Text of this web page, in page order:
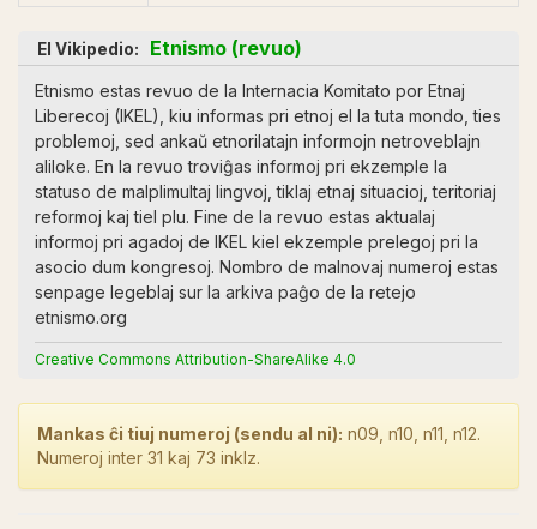
El Vikipedio: Etnismo (revuo)
Etnismo estas revuo de la Internacia Komitato por Etnaj
Liberecoj (IKEL), kiu informas pri etnoj el la tuta mondo, ties
problemoj, sed ankaŭ etnorilatajn informojn netroveblajn
aliloke. En la revuo troviĝas informoj pri ekzemple la
statuso de malplimultaj lingvoj, tiklaj etnaj situacioj, teritoriaj
reformoj kaj tiel plu. Fine de la revuo estas aktualaj
informoj pri agadoj de IKEL kiel ekzemple prelegoj pri la
asocio dum kongresoj. Nombro de malnovaj numeroj estas
senpage legeblaj sur la arkiva paĝo de la retejo
etnismo.org
Creative Commons Attribution-ShareAlike 4.0
Mankas ĉi tiuj numeroj (sendu al ni): n09, n10, n11, n12.
Numeroj inter 31 kaj 73 inklz.